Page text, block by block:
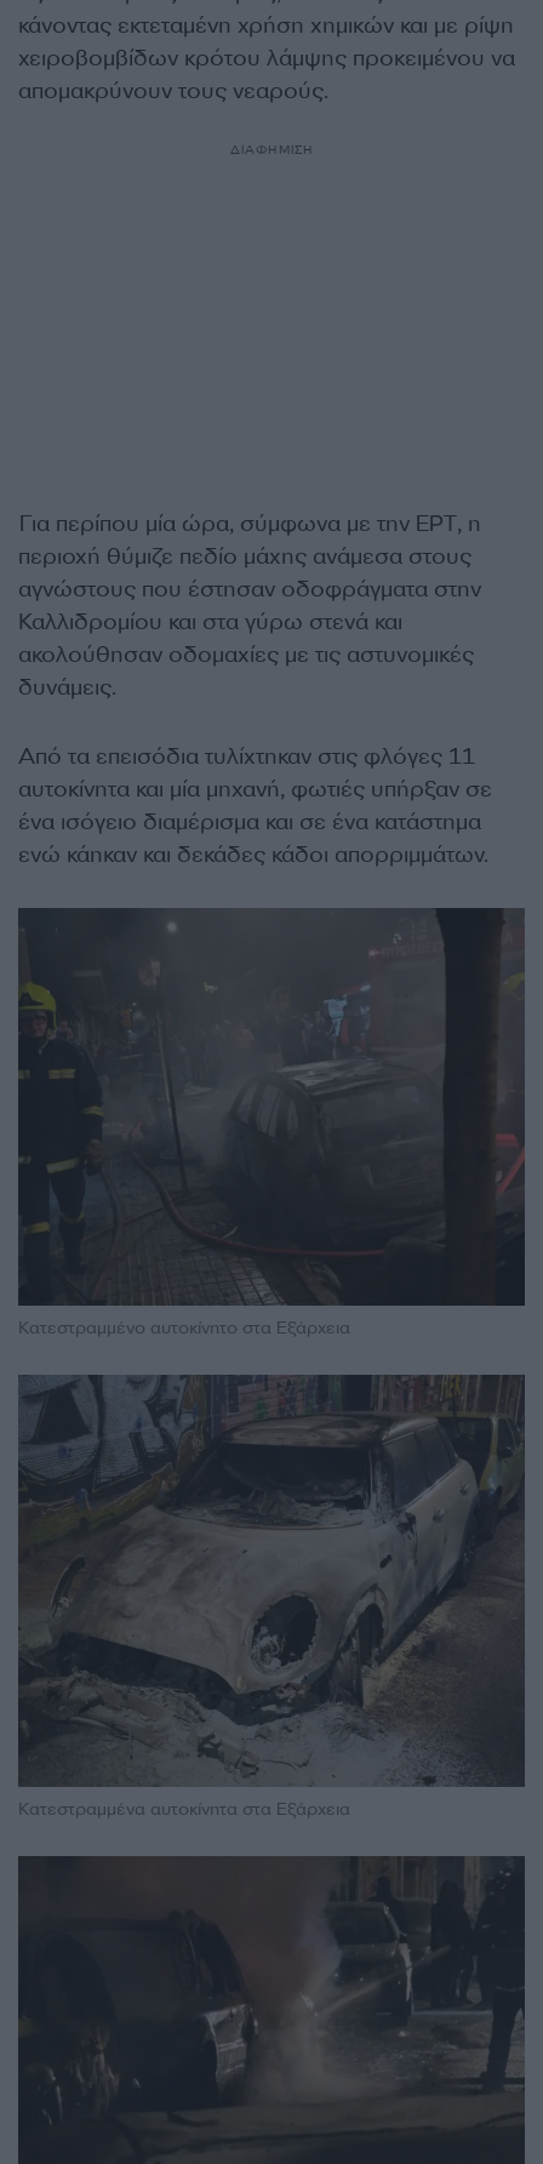
κάνοντας εκτεταμένη χρήση χημικών και με ρίψη
χειροβομβίδων κρότου λάμψης προκειμένου να
απομακρύνουν τους νεαρούς.
ΔΙΑΦΗΜΙΣΗ
Για περίπου μία ώρα, σύμφωνα με την ΕΡΤ, η
περιοχή θύμιζε πεδίο μάχης ανάμεσα στους
αγνώστους που έστησαν οδοφράγματα στην
Καλλιδρομίου και στα γύρω στενά και
ακολούθησαν οδομαχίες με τις αστυνομικές
δυνάμεις.
Από τα επεισόδια τυλίχτηκαν στις φλόγες 11
αυτοκίνητα και μία μηχανή, φωτιές υπήρξαν σε
ένα ισόγειο διαμέρισμα και σε ένα κατάστημα
ενώ κάηκαν και δεκάδες κάδοι απορριμμάτων.
Κατεστραμμένο αυτοκίνητο στα Εξάρχεια
Κατεστραμμένα αυτοκίνητα στα Εξάρχεια